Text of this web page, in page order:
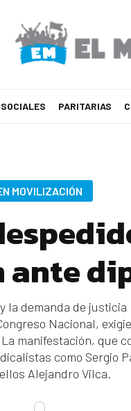
PARITARIAS
MOVILIZACIÓN
ante
la demanda de
Nacional,
manifestación, que
como Sergio
Alejandro Vilca.